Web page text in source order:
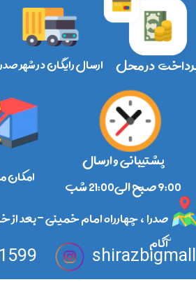
ارسال رایگان در شهر در محل
امکان
صدرا ، چهارراه امام خمینی -بعد از
آکام
پشتیبانی و ارسال
​​​​​​​9:00 صبح الی21:00 شب